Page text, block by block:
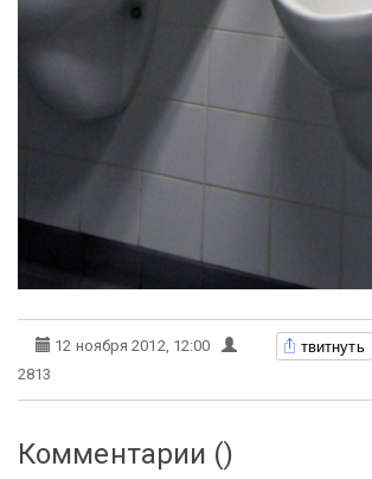
12 ноября 2012, 12:00 твитнуть
2813
Комментарии ()